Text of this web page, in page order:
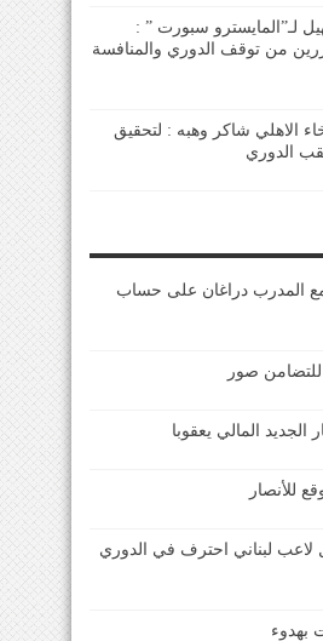
لـ”المايسترو سبورت ” :
من توقف الدوري والمنافسة
الاهلي شاكر وهبه : لتحقيق
الدوري
المدرب دراغان على حساب
صور
المالي يعقوبا
للأنصار
لبناني احترف في الدوري
بهدوء